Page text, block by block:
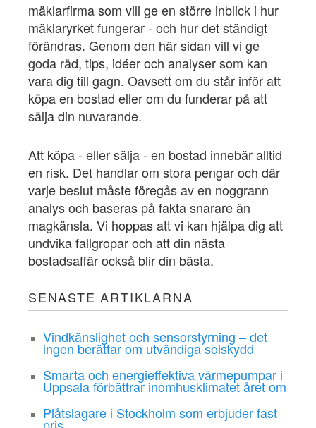
mäklarfirma som vill ge en större inblick i hur
mäklaryrket fungerar - och hur det ständigt
förändras. Genom den här sidan vill vi ge
goda råd, tips, idéer och analyser som kan
vara dig till gagn. Oavsett om du står inför att
köpa en bostad eller om du funderar på att
sälja din nuvarande.
Att köpa - eller sälja - en bostad innebär alltid
en risk. Det handlar om stora pengar och där
varje beslut måste föregås av en noggrann
analys och baseras på fakta snarare än
magkänsla. Vi hoppas att vi kan hjälpa dig att
undvika fallgropar och att din nästa
bostadsaffär också blir din bästa.
SENASTE ARTIKLARNA
Vindkänslighet och sensorstyrning – det
ingen berättar om utvändiga solskydd
Smarta och energieffektiva värmepumpar i
Uppsala förbättrar inomhusklimatet året om
Plåtslagare i Stockholm som erbjuder fast
pris